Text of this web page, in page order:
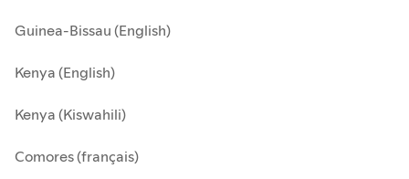
Guinea-Bissau (English)
Kenya (English)
Kenya (Kiswahili)
Comores (français)